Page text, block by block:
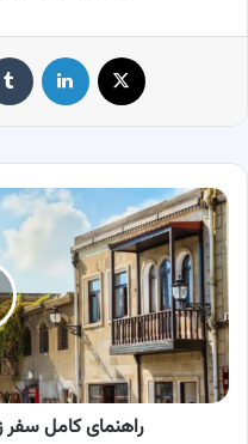
راهنمای
کامل
سفر
زمینی
به
باکو
از
مرز
آستارا
راهنمای کامل سفر